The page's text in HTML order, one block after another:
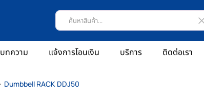
บทความ แจ้งการโอนเงิน บริการ ติดต่อเรา
Dumbbell RACK DDJ50